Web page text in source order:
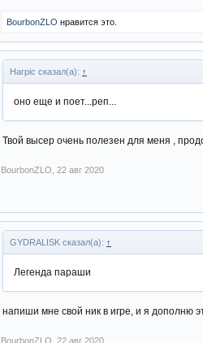
BourbonZLO нравится это.
Harpic сказал(а): ↑
оно еще и поет...реп...
Твой высер очень полезен для меня ,
BourbonZLO 22 авг 2020
GYDRALISK сказал(а): ↑
Легенда параши
напиши мне свой ник в игре, и я дополню
BourbonZLO 22 авг 2020